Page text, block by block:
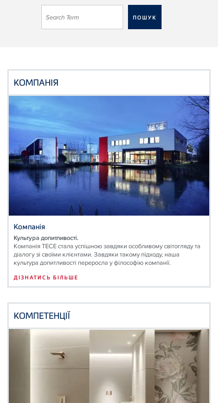
КОМПАНІЯ
Компанія
Культура допитливості.
Компанія ТЕСЕ стала успішною завдяки особливому світогляду та
діалогу зі своїми клієнтами. Завдяки такому підходу, наша
культура допитливості переросла у філософію компанії.
ДІЗНАТИСЬ БІЛЬШЕ
КОМПЕТЕНЦІЇ